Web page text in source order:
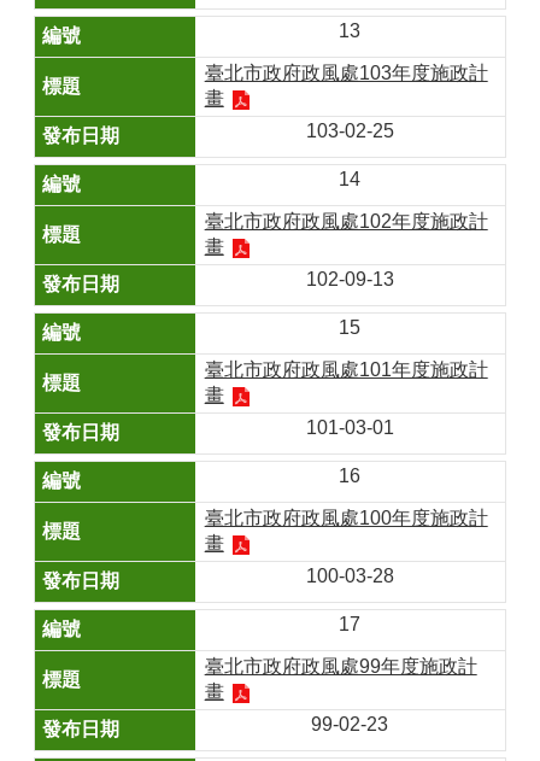
13
臺北市政府政風處103年度施政計
畫
103-02-25
14
臺北市政府政風處102年度施政計
畫
102-09-13
15
臺北市政府政風處101年度施政計
畫
101-03-01
16
臺北市政府政風處100年度施政計
畫
100-03-28
17
臺北市政府政風處99年度施政計
畫
99-02-23